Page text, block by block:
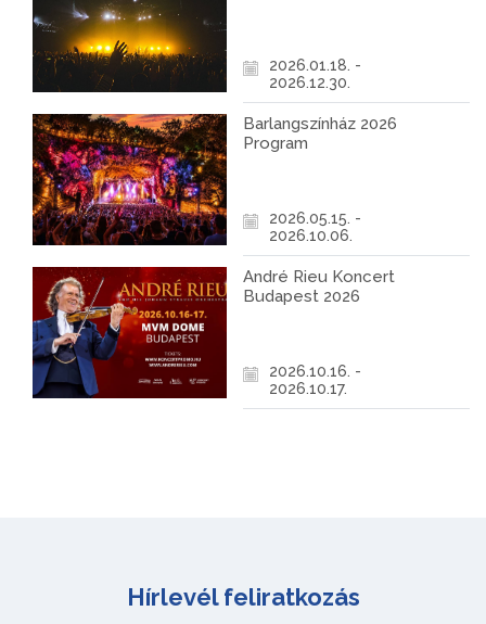
2026.01.18. -
2026.12.30.
Barlangszínház 2026
Program
2026.05.15. -
2026.10.06.
André Rieu Koncert
Budapest 2026
2026.10.16. -
2026.10.17.
Hírlevél feliratkozás